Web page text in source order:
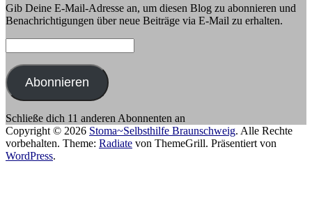
Gib Deine E-Mail-Adresse an, um diesen Blog zu abonnieren und
Benachrichtigungen über neue Beiträge via E-Mail zu erhalten.
Mail-
Adresse:
Abonnieren
Schließe dich 11 anderen Abonnenten an
Copyright © 2026 Stoma~Selbsthilfe Braunschweig. Alle Rechte
vorbehalten. Theme: Radiate von ThemeGrill. Präsentiert von
WordPress.